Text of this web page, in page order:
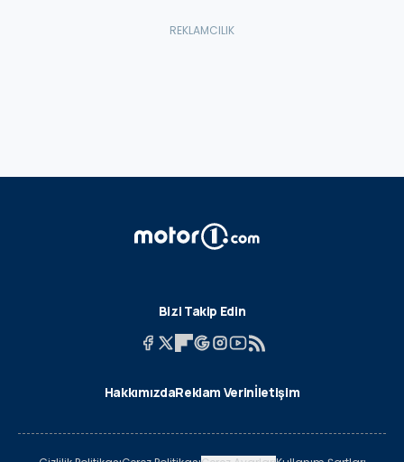
Bizi Takip Edin
HakkımızdaReklam Verinİletişim